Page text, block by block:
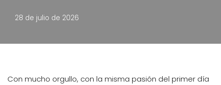
28 de julio de 2026
Con mucho orgullo, con la misma pasión del primer día